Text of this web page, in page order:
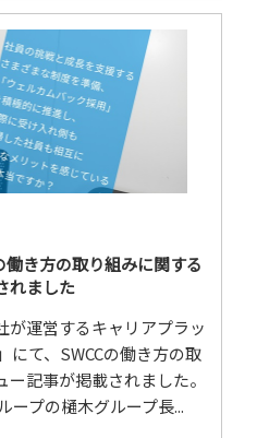
働き方の取り組みに関する
れました
が運営するキャリアプラッ
にて、SWCCの働き方の取
記事が掲載されました。
ープの樋木グループ長...